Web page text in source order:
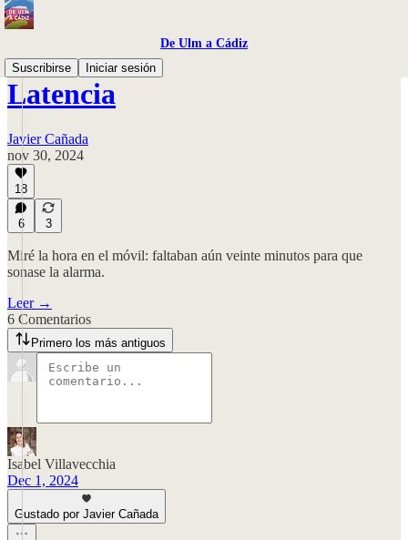
De Ulm a Cádiz
Suscribirse
Iniciar sesión
Latencia
Javier Cañada
nov 30, 2024
18
6 3
Miré la hora en el móvil: faltaban aún veinte minutos para que
sonase la alarma.
Leer →
6 Comentarios
Primero los más antiguos
Isabel Villavecchia
Dec 1, 2024
Gustado por Javier Cañada